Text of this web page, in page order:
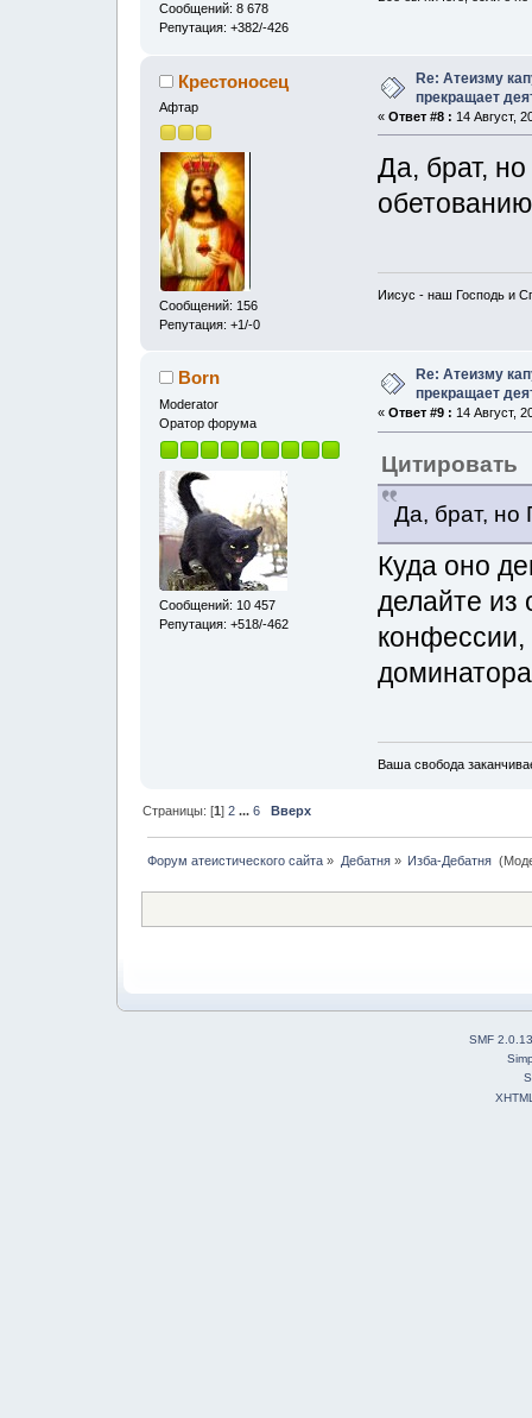
Сообщений: 8 678
Репутация: +382/-426
Крестоносец
Афтар
Сообщений: 156
Репутация: +1/-0
Re: Атеизму
прекращает
« Ответ #8 : 14 Август,
Да, брат,
Иисус - наш Господь и
Born
Moderator
Оратор форума
Сообщений: 10 457
Репутация: +518/-462
Re: Атеизму
прекращает
« Ответ #9 : 14 Август,
Цитировать
Да, брат, но
Куда оно
делайте из
конфессии,
Ваша свобода
Страницы: [1]2 ...6 Вверх
Форум атеистического сайта » Дебатня» Изба-Дебатня
SMF 2.0.13